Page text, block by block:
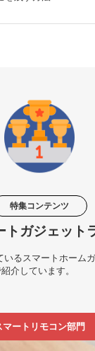
特集コンテンツ
トガジェット
るスマートホーム
介しています。
マートリモコン部門